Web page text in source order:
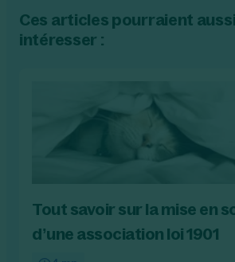
Ces articles pourraient
intéresser :
Tout savoir sur la mise en
d’une association loi 1901